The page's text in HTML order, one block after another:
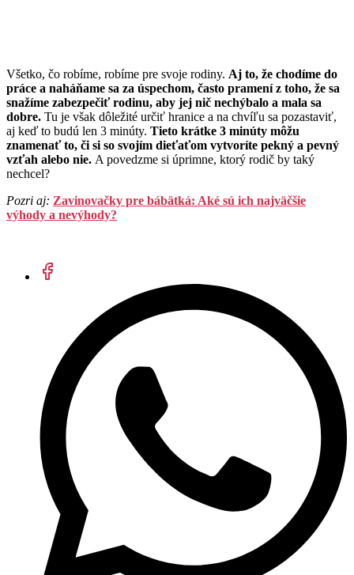
Všetko, čo robíme, robíme pre svoje rodiny. Aj to, že chodíme do
práce a naháňame sa za úspechom, často pramení z toho, že sa
snažíme zabezpečiť rodinu, aby jej nič nechýbalo a mala sa
dobre. Tu je však dôležité určiť hranice a na chvíľu sa pozastaviť,
aj keď to budú len 3 minúty. Tieto krátke 3 minúty môžu
znamenať to, či si so svojím dieťaťom vytvoríte pekný a pevný
vzťah alebo nie. A povedzme si úprimne, ktorý rodič by taký
nechcel?
Pozri aj: Zavinovačky pre bábätká: Aké sú ich najväčšie
výhody a nevýhody?